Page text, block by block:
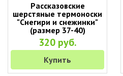
Рассказовские
шерстяные термоноски
"Снегири и снежинки"
(размер 37-40)
320 руб.
Купить